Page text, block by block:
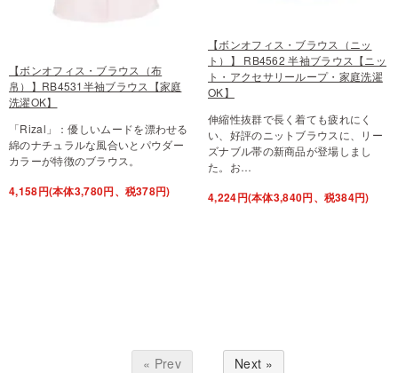
【ボンオフィス・ブラウス（布
帛）】RB4531半袖ブラウス【家庭
洗濯OK】
「Rizal」：優しいムードを漂わせる
綿のナチュラルな風合いとパウダー
カラーが特徴のブラウス。
4,158円(本体3,780円、税378円)
【ボンオフィス・ブラウス（ニッ
ト）】 RB4562 半袖ブラウス【ニッ
ト・アクセサリーループ・家庭洗濯
OK】
伸縮性抜群で長く着ても疲れにく
い、好評のニットブラウスに、リー
ズナブル帯の新商品が登場しまし
た。お…
4,224円(本体3,840円、税384円)
« Prev Next »